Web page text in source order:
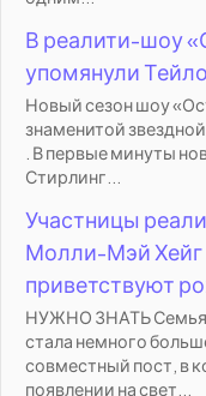
В реалити-шоу
упомянули
Новый сезон шоу
знаменитой
. В первые минуты
Стирлинг...
Участницы
Молли-Мэй
приветствуют
НУЖНО ЗНАТЬ
стала немного
совместный пост, в
появлении на свет...